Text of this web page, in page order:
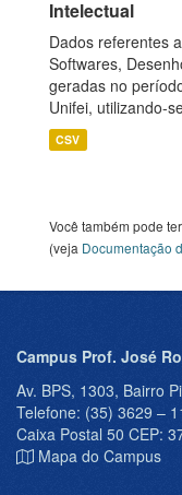
Intelectual
Dados referentes
Softwares,
geradas no
Unifei, utilizando-
CSV
Você também pode
(veja Documentação
Campus Prof. José
Av. BPS, 1303, Bairro
Telefone: (35) 3629 –
Caixa Postal 50 CEP:
Mapa do Campus